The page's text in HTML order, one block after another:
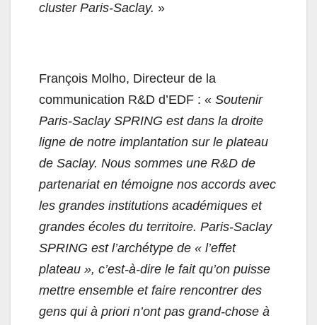
cluster Paris-Saclay. »
François Molho, Directeur de la
communication R&D d’EDF : « Soutenir
Paris-Saclay SPRING est dans la droite
ligne de notre implantation sur le plateau
de Saclay. Nous sommes une R&D de
partenariat en témoigne nos accords avec
les grandes institutions académiques et
grandes écoles du territoire. Paris-Saclay
SPRING est l’archétype de « l’effet
plateau », c’est-à-dire le fait qu’on puisse
mettre ensemble et faire rencontrer des
gens qui à priori n’ont pas grand-chose à